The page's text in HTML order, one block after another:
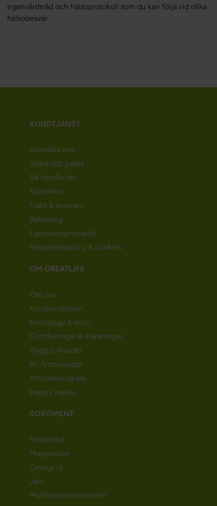
egenvårdsråd och hälsoprotokoll som du kan följa vid olika
hälsobesvär.
KUNDTJÄNST
Kontakta oss
Spåra ditt paket
Så handlar du
Köpvillkor
Frakt & leverans
Betalning
Egenvårdsprotokoll
Integritetspolicy & cookies
OM GREATLIFE
Om oss
Kundomdömen
Emballage & miljö
Certifieringar & märkningar
Trygg E-handel
Bli Ambassadör
Affiliateprogram
Press / media
SORTIMENT
Probiotika
Magnesium
Omega-3
Järn
Multivitaminmineraler